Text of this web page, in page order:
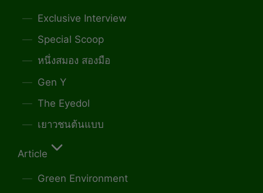
Exclusive Interview
Special Scoop
หนึ่งสมอง สองมือ
Gen Y
The Eyedol
เยาวชนต้นแบบ
Article
Green Environment